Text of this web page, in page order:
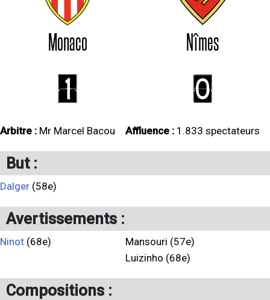
Monaco Nîmes
1 0
Arbitre : Mr Marcel Bacou Affluence : 1.833 spectateurs
But :
Dalger (58e)
Avertissements :
Ninot (68e)
Mansouri (57e)
Luizinho (68e)
Compositions :